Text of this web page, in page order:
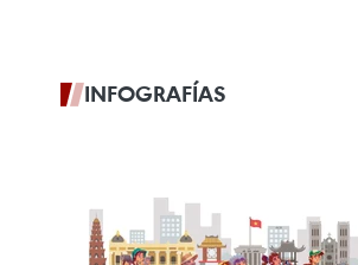
INFOGRAFÍAS